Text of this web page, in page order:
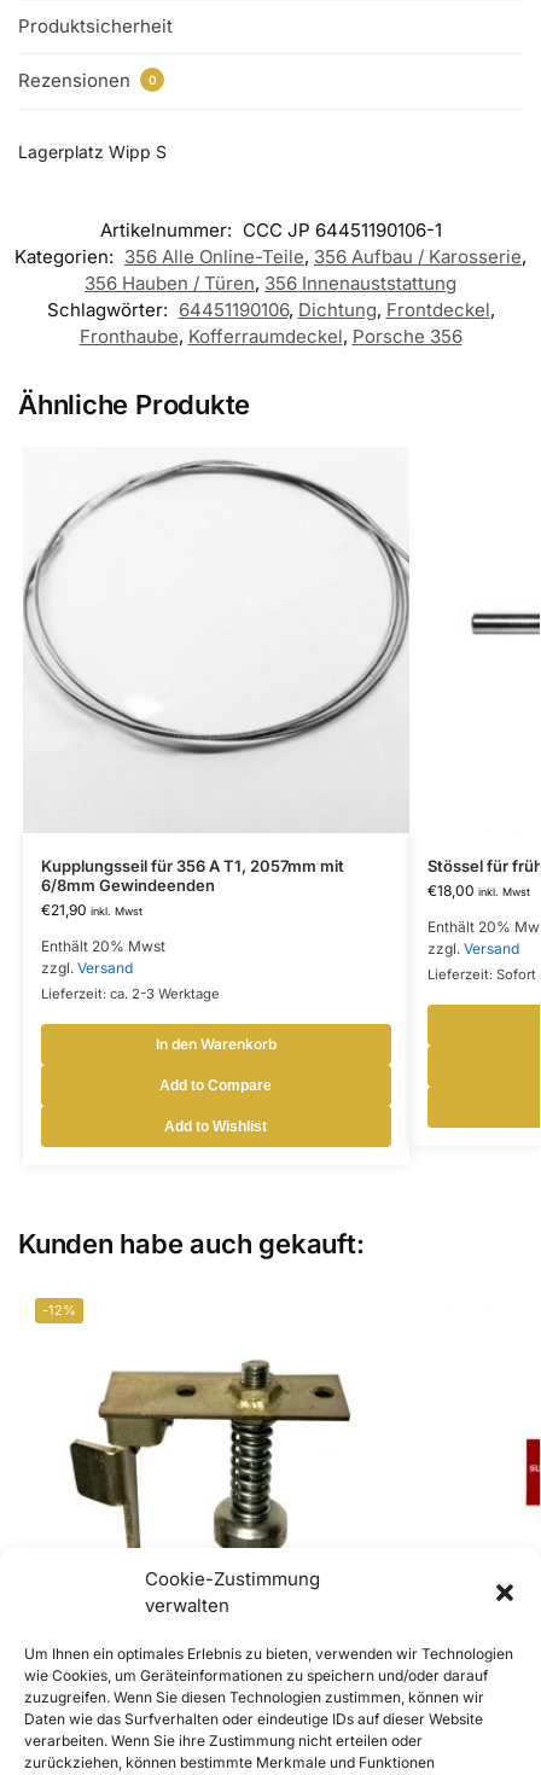
Cookie-Zustimmung
verwalten
Um Ihnen ein optimales Erlebnis zu bieten, verwenden wir Technologien
wie Cookies, um Geräteinformationen zu speichern und/oder darauf
zuzugreifen. Wenn Sie diesen Technologien zustimmen, können wir
Daten wie das Surfverhalten oder eindeutige IDs auf dieser Website
verarbeiten. Wenn Sie ihre Zustimmung nicht erteilen oder
zurückziehen, können bestimmte Merkmale und Funktionen
Produktsicherheit
Rezensionen 0
Lagerplatz Wipp S
Artikelnummer: CCC JP 64451190106-1
Kategorien: 356 Alle Online-Teile, 356 Aufbau / Karosserie,
356 Hauben / Türen, 356 Innenauststattung
Schlagwörter: 64451190106, Dichtung, Frontdeckel,
Fronthaube, Kofferraumdeckel, Porsche 356
Ähnliche Produkte
Kupplungsseil für 356 A T1, 2057mm mit
6/8mm Gewindeenden
€21,90 inkl. Mwst
Enthält 20% Mwst
zzgl. Versand
Lieferzeit: ca. 2-3 Werktage
In den Warenkorb
Add to Compare
Add to Wishlist
Stössel für
€18,00 inkl. Mwst
Enthält 20%
zzgl. Versand
Lieferzeit: Sofort
Kunden habe auch gekauft:
-12%
356 A und B Fronthauben- /
Kofferraumdeckelschloss, Oberteil
€169,00 €149,00 inkl. Mwst
356 BT6 und
Luftdüse